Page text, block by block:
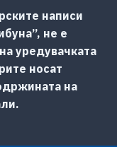
написи
не е
уредувачката
носат
на